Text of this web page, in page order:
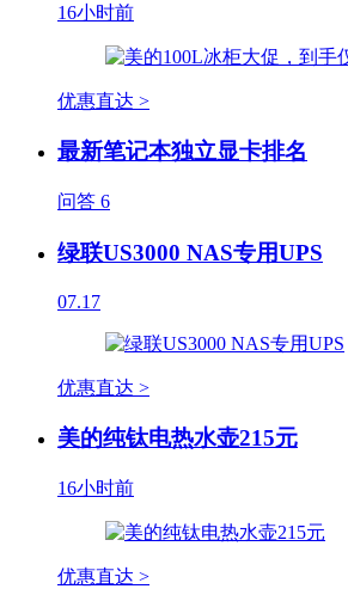
16小时前
优惠直达 >
最新笔记本独立显卡排名
问答 6
绿联US3000 NAS专用UPS
07.17
优惠直达 >
美的纯钛电热水壶215元
16小时前
优惠直达 >